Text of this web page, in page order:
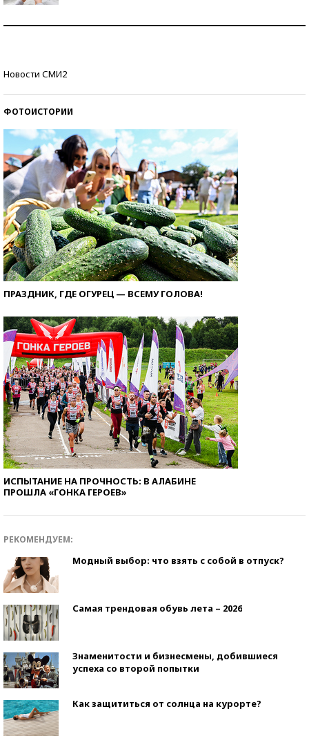
Новости СМИ2
ФОТОИСТОРИИ
ПРАЗДНИК, ГДЕ ОГУРЕЦ — ВСЕМУ ГОЛОВА!
ИСПЫТАНИЕ НА ПРОЧНОСТЬ: В АЛАБИНЕ
ПРОШЛА «ГОНКА ГЕРОЕВ»
РЕКОМЕНДУЕМ:
Модный выбор: что взять с собой в отпуск?
Самая трендовая обувь лета – 2026
Знаменитости и бизнесмены, добившиеся
успеха со второй попытки
Как защититься от солнца на курорте?